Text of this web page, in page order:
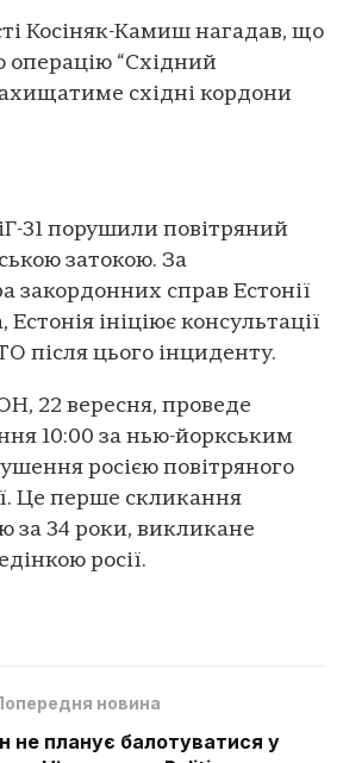
Косіняк-Камиш нагадав, що
“Східний
східні кордони
31 порушили повітряний
затокою. За
закордонних справ Естонії
ініціює консультації
після цього інциденту.
22 вересня, проведе
10:00 за нью-йоркським
росією повітряного
Це перше скликання
за 34 роки, викликане
росії.
новина
не планує балотуватися у